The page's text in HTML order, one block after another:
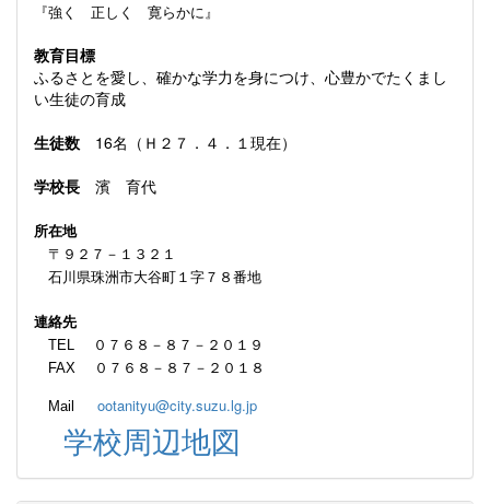
『強く 正しく 寛らかに』
教育目標
ふるさとを愛し、確かな学力を身につけ、心豊かでたくまし
い生徒の育成
生徒数 16名（Ｈ２７．４．１現在）
学校長 濱 育代
所在地
〒９２７－１３２１
石川県珠洲市大谷町１字７８番地
連絡先
TEL ０７６８－８７－２０１９
FAX ０７６８－８７－２０１８
Mail ootanityu@city.suzu.lg.jp
学校周辺地図